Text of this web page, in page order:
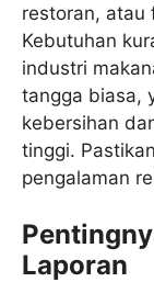
restoran, atau
Kebutuhan
industri
tangga biasa,
kebersihan
tinggi.
pengalaman
Laporan